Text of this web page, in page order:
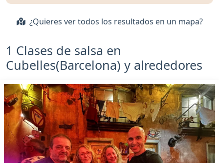
¿Quieres ver todos los resultados en un mapa?
1 Clases de salsa en
Cubelles(Barcelona) y alrededores